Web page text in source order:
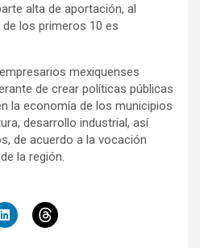
alta de aportación, al
los primeros 10 es
mexiquenses
de crear políticas públicas
la economía de los municipios
desarrollo industrial, así
de acuerdo a la vocación
la región.